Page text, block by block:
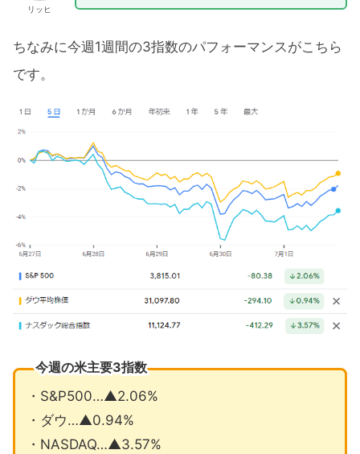
リッヒ
ちなみに今週1週間の3指数のパフォーマンスがこちら
です。
今週の米主要3指数
・S&P500…▲2.06%
・ダウ…▲0.94%
・NASDAQ…▲3.57%